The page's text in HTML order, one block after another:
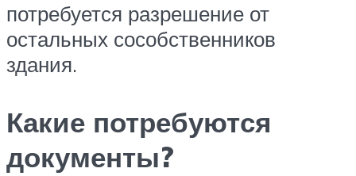
потребуется разрешение от
остальных сособственников
здания.
Какие потребуются
документы?